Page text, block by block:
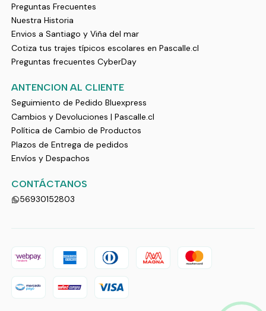
Preguntas Frecuentes
Nuestra Historia
Envios a Santiago y Viña del mar
Cotiza tus trajes típicos escolares en Pascalle.cl
Preguntas frecuentes CyberDay
ANTENCION AL CLIENTE
Seguimiento de Pedido Bluexpress
Cambios y Devoluciones | Pascalle.cl
Política de Cambio de Productos
Plazos de Entrega de pedidos
Envíos y Despachos
CONTÁCTANOS
56930152803